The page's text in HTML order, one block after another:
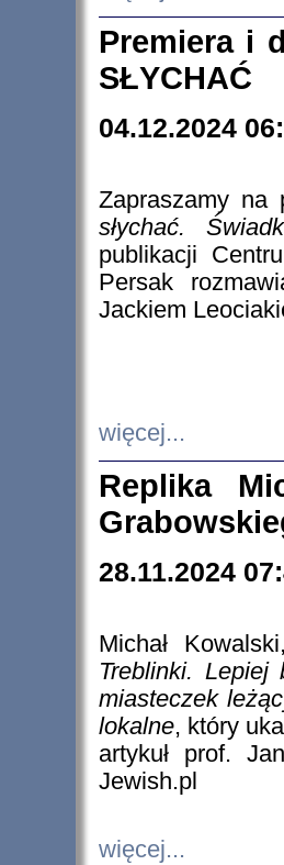
Premiera i
SŁYCHAĆ
04.12.2024
Zapraszamy
słychać.
publikacji
Persak
Jackiem
więcej...
Replika
28.11.2024
Michał
Treblinki. Lepiej
miasteczek
lokalne, który
artykuł prof.
Jewish.pl
więcej...